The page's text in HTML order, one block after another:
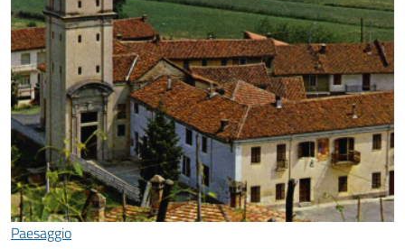
Paesaggio